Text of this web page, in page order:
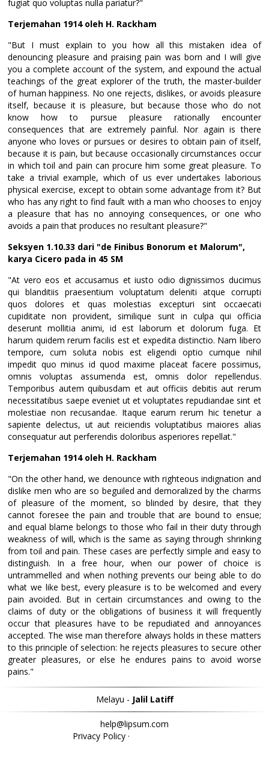
fugiat quo voluptas nulla pariatur?"
Terjemahan 1914 oleh H. Rackham
"But I must explain to you how all this mistaken idea of
denouncing pleasure and praising pain was born and I will give
you a complete account of the system, and expound the actual
teachings of the great explorer of the truth, the master-builder
of human happiness. No one rejects, dislikes, or avoids pleasure
itself, because it is pleasure, but because those who do not
know how to pursue pleasure rationally encounter
consequences that are extremely painful. Nor again is there
anyone who loves or pursues or desires to obtain pain of itself,
because it is pain, but because occasionally circumstances occur
in which toil and pain can procure him some great pleasure. To
take a trivial example, which of us ever undertakes laborious
physical exercise, except to obtain some advantage from it? But
who has any right to find fault with a man who chooses to enjoy
a pleasure that has no annoying consequences, or one who
avoids a pain that produces no resultant pleasure?"
Seksyen 1.10.33 dari "de Finibus Bonorum et Malorum",
karya Cicero pada in 45 SM
"At vero eos et accusamus et iusto odio dignissimos ducimus
qui blanditiis praesentium voluptatum deleniti atque corrupti
quos dolores et quas molestias excepturi sint occaecati
cupiditate non provident, similique sunt in culpa qui officia
deserunt mollitia animi, id est laborum et dolorum fuga. Et
harum quidem rerum facilis est et expedita distinctio. Nam libero
tempore, cum soluta nobis est eligendi optio cumque nihil
impedit quo minus id quod maxime placeat facere possimus,
omnis voluptas assumenda est, omnis dolor repellendus.
Temporibus autem quibusdam et aut officiis debitis aut rerum
necessitatibus saepe eveniet ut et voluptates repudiandae sint et
molestiae non recusandae. Itaque earum rerum hic tenetur a
sapiente delectus, ut aut reiciendis voluptatibus maiores alias
consequatur aut perferendis doloribus asperiores repellat."
Terjemahan 1914 oleh H. Rackham
"On the other hand, we denounce with righteous indignation and
dislike men who are so beguiled and demoralized by the charms
of pleasure of the moment, so blinded by desire, that they
cannot foresee the pain and trouble that are bound to ensue;
and equal blame belongs to those who fail in their duty through
weakness of will, which is the same as saying through shrinking
from toil and pain. These cases are perfectly simple and easy to
distinguish. In a free hour, when our power of choice is
untrammelled and when nothing prevents our being able to do
what we like best, every pleasure is to be welcomed and every
pain avoided. But in certain circumstances and owing to the
claims of duty or the obligations of business it will frequently
occur that pleasures have to be repudiated and annoyances
accepted. The wise man therefore always holds in these matters
to this principle of selection: he rejects pleasures to secure other
greater pleasures, or else he endures pains to avoid worse
pains."
Melayu - Jalil Latiff
help@lipsum.com
Privacy Policy·